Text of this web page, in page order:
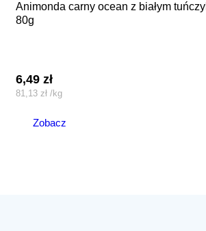
animonda carny ocean z białym tuńczykiem i wołowiną
80g
6,49zł
81,13zł /kg
Zobacz